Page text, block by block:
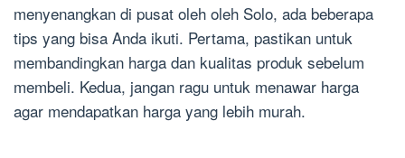
menyenangkan di pusat oleh oleh Solo, ada beberapa
tips yang bisa Anda ikuti. Pertama, pastikan untuk
membandingkan harga dan kualitas produk sebelum
membeli. Kedua, jangan ragu untuk menawar harga
agar mendapatkan harga yang lebih murah.